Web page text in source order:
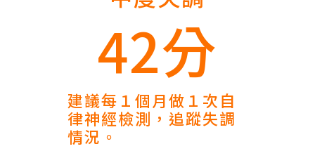
42分
建議每１個月做１次自
律神經檢測，追蹤失調
情況。